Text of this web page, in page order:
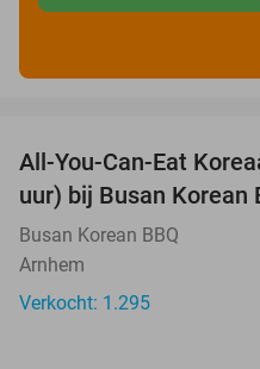
All-You-Can-Eat
uur) bij Busan Korean
Busan Korean BBQ
Arnhem
Verkocht: 1.295